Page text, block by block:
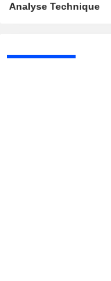
Analyse Technique